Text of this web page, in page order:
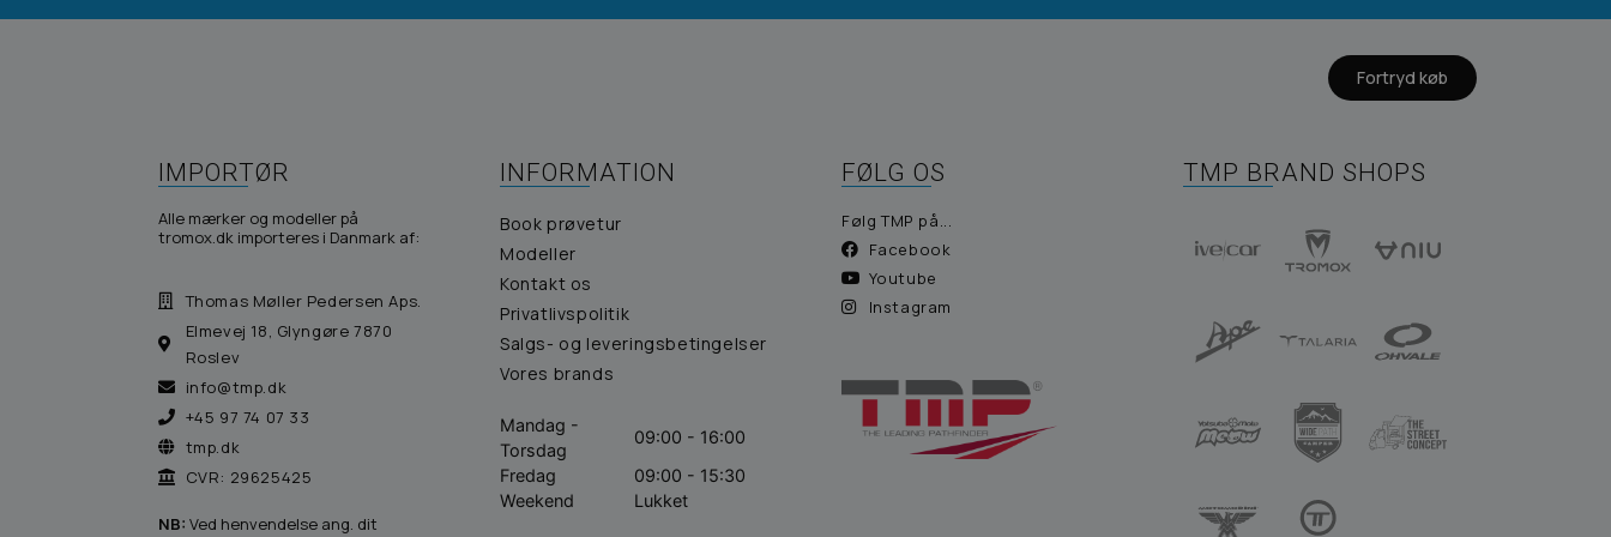
Fortryd køb
IMPORTØR
Alle mærker og modeller på
tromox.dk importeres i Danmark af:
Thomas Møller Pedersen Aps.
Elmevej 18, Glyngøre 7870
Roslev
info@tmp.dk
+45 97 74 07 33
tmp.dk
CVR: 29625425
NB: Ved henvendelse ang. dit
INFORMATION
Book prøvetur
Modeller
Kontakt os
Privatlivspolitik
Salgs- og leveringsbetingelser
Vores brands
Mandag -
Torsdag
09:00 - 16:00
Fredag
09:00 - 15:30
Weekend
Lukket
FØLG OS
Følg TMP på...
Facebook
Youtube
Instagram
TMP BRAND SHOPS